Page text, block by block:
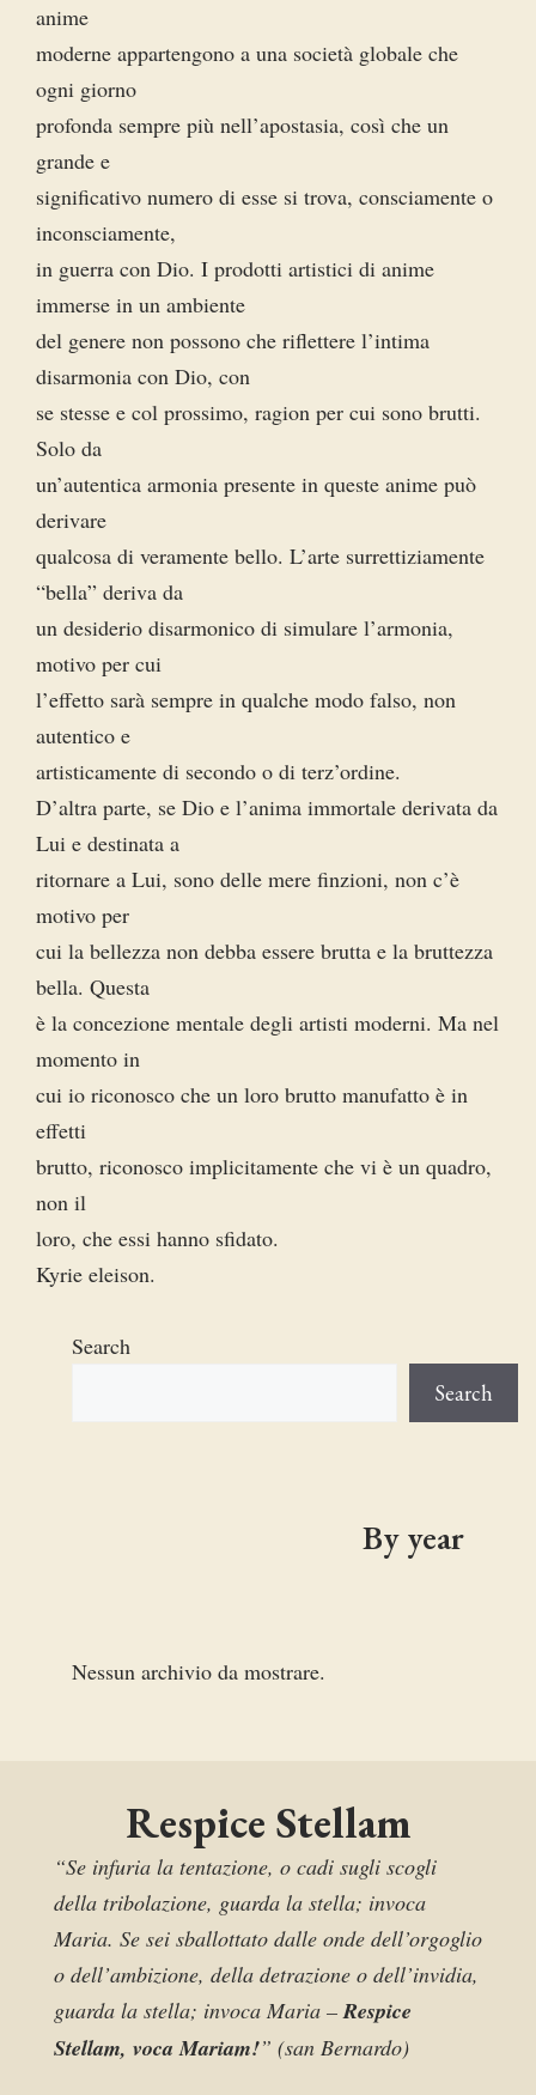
anime
moderne appartengono a una società globale che
ogni giorno
profonda sempre più nell’apostasia, così che un
grande e
significativo numero di esse si trova, consciamente o
inconsciamente,
in guerra con Dio. I prodotti artistici di anime
immerse in un ambiente
del genere non possono che riflettere l’intima
disarmonia con Dio, con
se stesse e col prossimo, ragion per cui sono brutti.
Solo da
un’autentica armonia presente in queste anime può
derivare
qualcosa di veramente bello. L’arte surrettiziamente
“bella” deriva da
un desiderio disarmonico di simulare l’armonia,
motivo per cui
l’effetto sarà sempre in qualche modo falso, non
autentico e
artisticamente di secondo o di terz’ordine.
D’altra parte, se Dio e l’anima immortale derivata da
Lui e destinata a
ritornare a Lui, sono delle mere finzioni, non c’è
motivo per
cui la bellezza non debba essere brutta e la bruttezza
bella. Questa
è la concezione mentale degli artisti moderni. Ma nel
momento in
cui io riconosco che un loro brutto manufatto è in
effetti
brutto, riconosco implicitamente che vi è un quadro,
non il
loro, che essi hanno sfidato.
Kyrie eleison.
Search
Search
By year
Nessun archivio da mostrare.
Respice Stellam
“Se infuria la tentazione, o cadi sugli scogli
della tribolazione, guarda la stella; invoca
Maria. Se sei sballottato dalle onde dell’orgoglio
o dell’ambizione, della detrazione o dell’invidia,
guarda la stella; invoca Maria –Respice
Stellam, voca Mariam!” (san Bernardo)